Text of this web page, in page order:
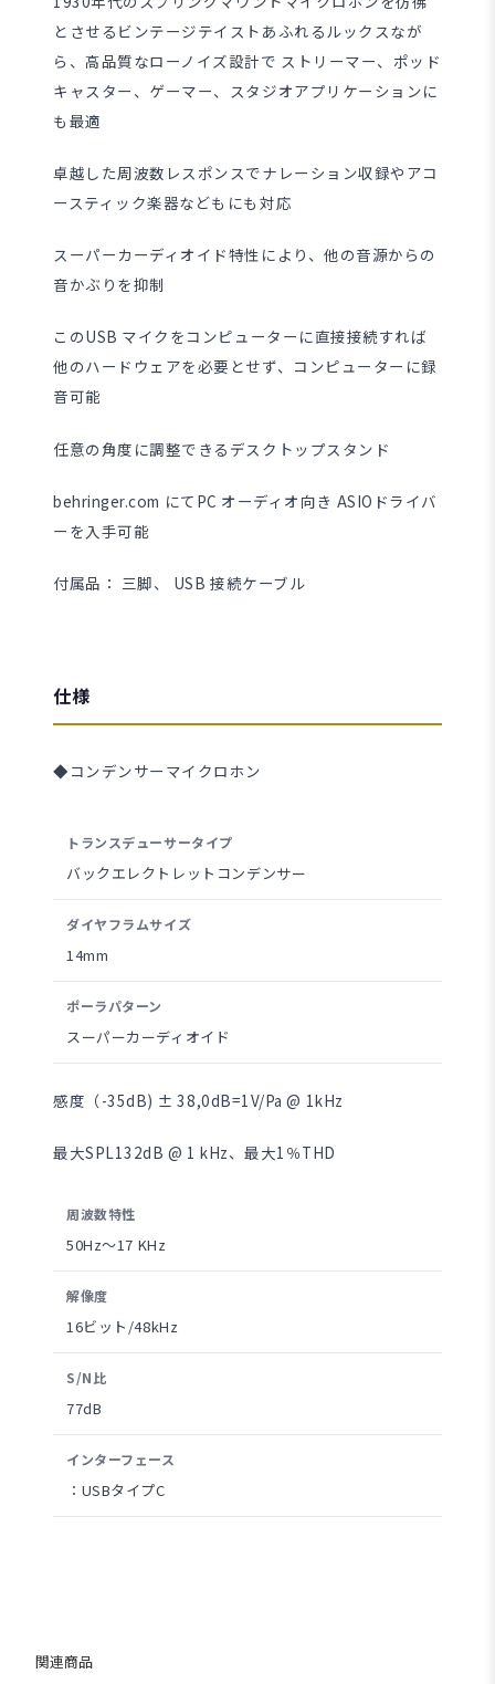
とさせるビンテージテイストあふれるルックスなが
ら、高品質なローノイズ設計で ストリーマー、ポッド
キャスター、ゲーマー、スタジオアプリケーションに
も最適
卓越した周波数レスポンスでナレーション収録やアコ
ースティック楽器などもにも対応
スーパーカーディオイド特性により、他の音源からの
音かぶりを抑制
このUSB マイクをコンピューターに直接接続すれば
他のハードウェアを必要とせず、コンピューターに録
音可能
任意の角度に調整できるデスクトップスタンド
behringer.com にてPC オーディオ向き ASIOドライバ
ーを入手可能
付属品： 三脚、 USB 接続ケーブル
仕様
◆コンデンサーマイクロホン
トランスデューサータイプ
バックエレクトレットコンデンサー
ダイヤフラムサイズ
14mm
ポーラパターン
スーパーカーディオイド
感度（-35dB) ± 38,0dB=1V/Pa @ 1kHz
最大SPL132dB @ 1 kHz、最大1％THD
周波数特性
50Hz〜17 KHz
解像度
16ビット/48kHz
S/N比
77dB
インターフェース
：USBタイプC
関連商品